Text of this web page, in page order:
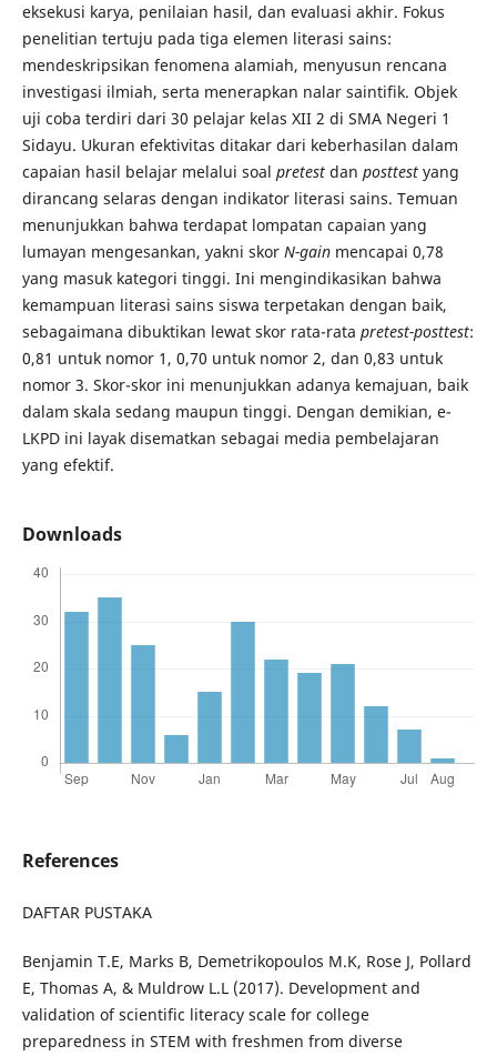
eksekusi karya, penilaian hasil, dan evaluasi akhir. Fokus
penelitian tertuju pada tiga elemen literasi sains:
mendeskripsikan fenomena alamiah, menyusun rencana
investigasi ilmiah, serta menerapkan nalar saintifik. Objek
uji coba terdiri dari 30 pelajar kelas XII 2 di SMA Negeri 1
Sidayu. Ukuran efektivitas ditakar dari keberhasilan dalam
capaian hasil belajar melalui soal pretestdan posttestyang
dirancang selaras dengan indikator literasi sains. Temuan
menunjukkan bahwa terdapat lompatan capaian yang
lumayan mengesankan, yakni skor N-gainmencapai 0,78
yang masuk kategori tinggi. Ini mengindikasikan bahwa
kemampuan literasi sains siswa terpetakan dengan baik,
sebagaimana dibuktikan lewat skor rata-rata pretest-posttest:
0,81 untuk nomor 1, 0,70 untuk nomor 2, dan 0,83 untuk
nomor 3. Skor-skor ini menunjukkan adanya kemajuan, baik
dalam skala sedang maupun tinggi. Dengan demikian, e-
LKPD ini layak disematkan sebagai media pembelajaran
yang efektif.
Downloads
References
DAFTAR PUSTAKA
Benjamin T.E, Marks B, Demetrikopoulos M.K, Rose J, Pollard
E, Thomas A, & Muldrow L.L (2017). Development and
validation of scientific literacy scale for college
preparedness in STEM with freshmen from diverse